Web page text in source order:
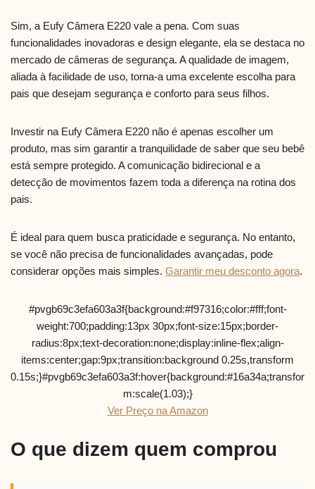
Sim, a Eufy Câmera E220 vale a pena. Com suas
funcionalidades inovadoras e design elegante, ela se destaca no
mercado de câmeras de segurança. A qualidade de imagem,
aliada à facilidade de uso, torna-a uma excelente escolha para
pais que desejam segurança e conforto para seus filhos.
Investir na Eufy Câmera E220 não é apenas escolher um
produto, mas sim garantir a tranquilidade de saber que seu bebê
está sempre protegido. A comunicação bidirecional e a
detecção de movimentos fazem toda a diferença na rotina dos
pais.
É ideal para quem busca praticidade e segurança. No entanto,
se você não precisa de funcionalidades avançadas, pode
considerar opções mais simples. Garantir meu desconto agora.
#pvgb69c3efa603a3f{background:#f97316;color:#fff;font-
weight:700;padding:13px 30px;font-size:15px;border-
radius:8px;text-decoration:none;display:inline-flex;align-
items:center;gap:9px;transition:background 0.25s,transform
0.15s;}#pvgb69c3efa603a3f:hover{background:#16a34a;transfor
m:scale(1.03);}
Ver Preço na Amazon
O que dizem quem comprou